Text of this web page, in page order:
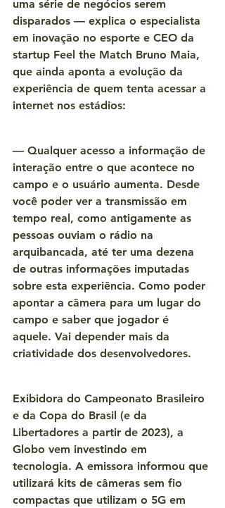
uma série de negócios serem
disparados — explica o especialista
em inovação no esporte e CEO da
startup Feel the Match Bruno Maia,
que ainda aponta a evolução da
experiência de quem tenta acessar a
internet nos estádios:
— Qualquer acesso a informação de
interação entre o que acontece no
campo e o usuário aumenta. Desde
você poder ver a transmissão em
tempo real, como antigamente as
pessoas ouviam o rádio na
arquibancada, até ter uma dezena
de outras informações imputadas
sobre esta experiência. Como poder
apontar a câmera para um lugar do
campo e saber que jogador é
aquele. Vai depender mais da
criatividade dos desenvolvedores.
Exibidora do Campeonato Brasileiro
e da Copa do Brasil (e da
Libertadores a partir de 2023), a
Globo vem investindo em
tecnologia. A emissora informou que
utilizará kits de câmeras sem fio
compactas que utilizam o 5G em